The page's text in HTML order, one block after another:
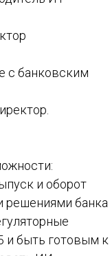
с банковским
и оборот
решениями банка
и быть готовым к